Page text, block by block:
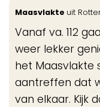
Maasvlakte uit
Vanaf va. 112
weer lekker
het Maasvlakte
aantreffen dat
van elkaar. Kijk